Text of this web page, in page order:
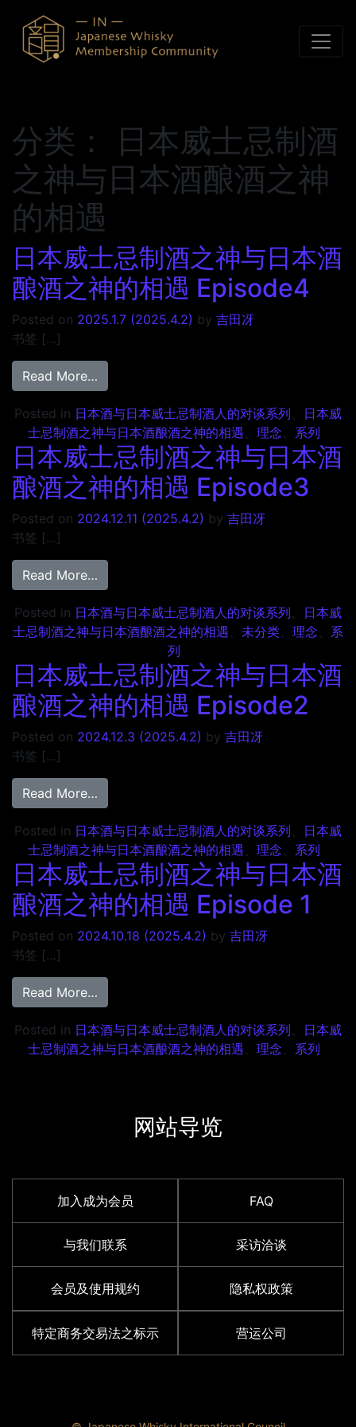
分类：
日本威士忌制酒
之神与日本酒酿酒之神
的相遇
日本威士忌制酒之神与日本酒
酿酒之神的相遇 Episode4
Posted on 2025.1.7 (2025.4.2) by 吉田冴
书签 […]
Read More…
Posted in 日本酒与日本威士忌制酒人的对谈系列、 日本威
士忌制酒之神与日本酒酿酒之神的相遇、 理念、 系列
日本威士忌制酒之神与日本酒
酿酒之神的相遇 Episode3
Posted on 2024.12.11 (2025.4.2) by 吉田冴
书签 […]
Read More…
Posted in 日本酒与日本威士忌制酒人的对谈系列、 日本威
士忌制酒之神与日本酒酿酒之神的相遇、 未分类、 理念、 系
列
日本威士忌制酒之神与日本酒
酿酒之神的相遇 Episode2
Posted on 2024.12.3 (2025.4.2) by 吉田冴
书签 […]
Read More…
Posted in 日本酒与日本威士忌制酒人的对谈系列、 日本威
士忌制酒之神与日本酒酿酒之神的相遇、 理念、 系列
日本威士忌制酒之神与日本酒
酿酒之神的相遇 Episode 1
Posted on 2024.10.18 (2025.4.2) by 吉田冴
书签 […]
Read More…
Posted in 日本酒与日本威士忌制酒人的对谈系列、 日本威
士忌制酒之神与日本酒酿酒之神的相遇、 理念、 系列
网站导览
加入成为会员 FAQ
与我们联系 采访洽谈
会员及使用规约 隐私权政策
特定商务交易法之标示 营运公司